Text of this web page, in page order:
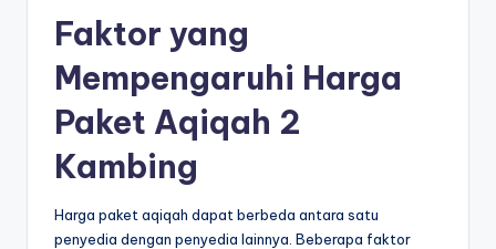
Faktor yang
Mempengaruhi Harga
Paket Aqiqah 2
Kambing
Harga paket aqiqah dapat berbeda antara satu
penyedia dengan penyedia lainnya. Beberapa faktor